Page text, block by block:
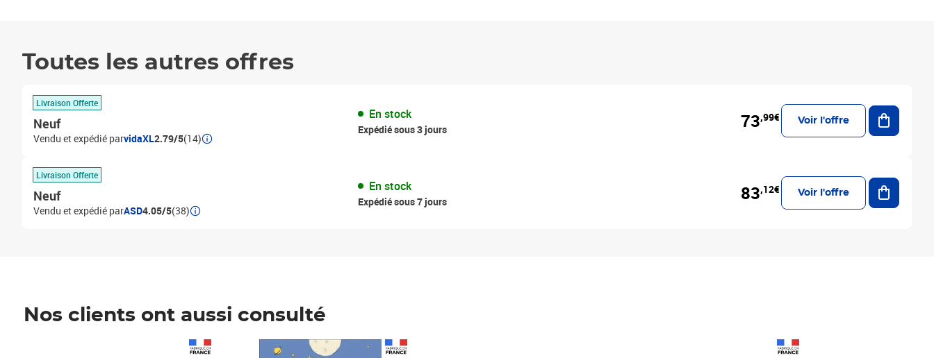
Toutes les autres offres
Livraison Offerte
Neuf
Vendu et expédié parvidaXL2.79/5(14)
En stock
Expédié sous 3 jours 73,99€ Voir l'offre
Ajouter
Livraison Offerte
Neuf
Vendu et expédié parASD4.05/5(38)
En stock
Expédié sous 7 jours 83,12€ Voir l'offre
Ajouter
Nos clients ont aussi consulté
Prix 7,50€